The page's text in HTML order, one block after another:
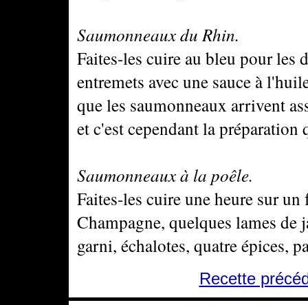
Saumonneaux du Rhin.
Faites-les cuire au bleu pour les
entremets avec une sauce à
que les saumonneaux arrivent
et c'est cependant la
Saumonneaux à la poêle.
Faites-les cuire une heure sur
Champagne, quelques lames de
garni, échalotes, quatre épices,
Recette